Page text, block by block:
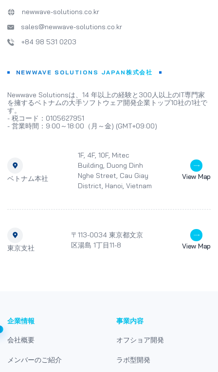
newwave-solutions.co.kr
sales@newwave-solutions.co.kr
+84 98 531 0203
NEWWAVE SOLUTIONS JAPAN株式会社
Newwave Solutionsは、14 年以上の経験と300人以上のIT専門家
を擁するベトナムの大手ソフトウェア開発企業トップ10社の1社で
す。
- 税コード：0105627951
- 営業時間：9:00～18:00（月～金) (GMT+09:00)
ベトナム本社
1F, 4F, 10F, Mitec
Building, Duong Dinh
Nghe Street, Cau Giay
District, Hanoi, Vietnam
View Map
東京支社
〒113-0034 東京都文京
区湯島 1丁目11-8
View Map
企業情報
会社概要
メンバーのご紹介
事業内容
オフショア開発
ラボ型開発